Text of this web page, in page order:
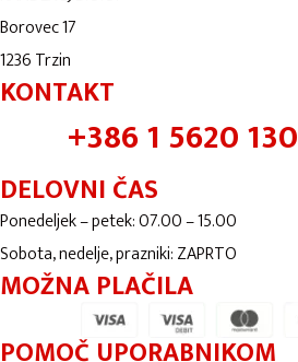
Borovec 17
1236 Trzin
KONTAKT
+386 1 5620 130
DELOVNI ČAS
Ponedeljek – petek: 07.00 – 15.00
Sobota, nedelje, prazniki: ZAPRTO
MOŽNA PLAČILA